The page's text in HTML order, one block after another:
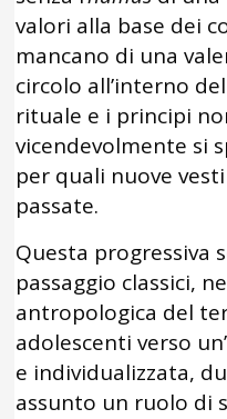
valori alla base dei
mancano di una
circolo all’interno
rituale e i principi
vicendevolmente si
per quali nuove
passate.
Questa progressiva
passaggio classici,
antropologica del
adolescenti verso
e individualizzata,
assunto un ruolo di